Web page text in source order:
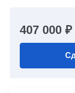
407 000 ₽